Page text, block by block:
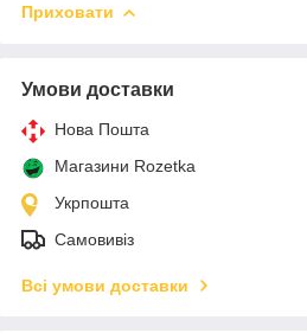
Приховати
Умови доставки
Нова Пошта
Магазини Rozetka
Укрпошта
Самовивіз
Всі умови доставки